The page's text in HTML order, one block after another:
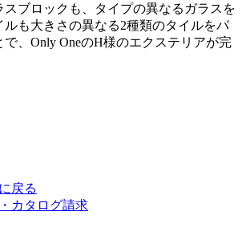
スブロックも、タイプの異なるガラスを
も大きさの異なる2種類のタイルをパ
で、Only OneのH様のエクステリアが完
戻る
カタログ請求